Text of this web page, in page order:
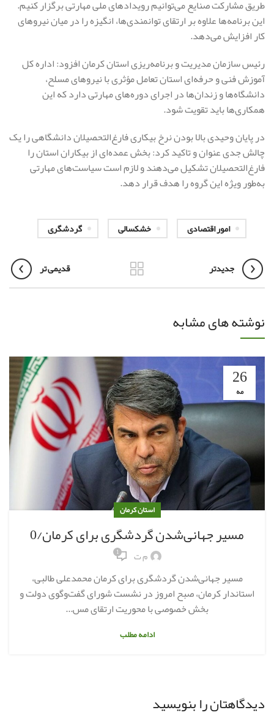
طریق مشارکت صنایع می‌توانیم رویدادهای ملی مهارتی برگزار کنیم.
این برنامه‌ها علاوه بر ارتقای توانمندی‌ها، انگیزه را در میان نیروهای
کار افزایش می‌دهد.
رئیس سازمان مدیریت و برنامه‌ریزی استان کرمان افزود: اداره کل
آموزش فنی و حرفه‌ای استان تعامل مؤثری با نیروهای مسلح،
دانشگاه‌ها و زندان‌ها در اجرای دوره‌های مهارتی دارد که این
همکاری‌ها باید تقویت شود.
در پایان وحیدی بالا بودن نرخ بیکاری فارغ‌التحصیلان دانشگاهی را یک
چالش جدی عنوان و تاکید کرد: بخش عمده‌ای از بیکاران استان را
فارغ‌التحصیلان تشکیل می‌دهند و لازم است سیاست‌های مهارتی
به‌طور ویژه این گروه را هدف قرار دهد.
امور اقتصادی خشکسالی گردشگری
جدیدتر قدیمی تر
نوشته های مشابه
26
مه
استان کرمان
مسیر جهانی‌شدن گردشگری برای کرمان/0
م ت 1
مسیر جهانی‌شدن گردشگری برای کرمان محمدعلی طالبی،
استاندار کرمان، صبح امروز در نشست شورای گفت‌وگوی دولت و
بخش خصوصی با محوریت ارتقای مس...
ادامه مطلب
دیدگاهتان را بنویسید